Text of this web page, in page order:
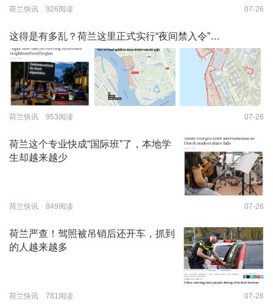
荷兰快讯 926阅读 07-26
这得是有多乱？荷兰这里正式实行“夜间禁入令”…
荷兰快讯 953阅读 07-26
荷兰这个专业快成“国际班”了，本地学
生却越来越少
荷兰快讯 849阅读 07-26
荷兰严查！驾照被吊销后还开车，抓到
的人越来越多
荷兰快讯 781阅读 07-26